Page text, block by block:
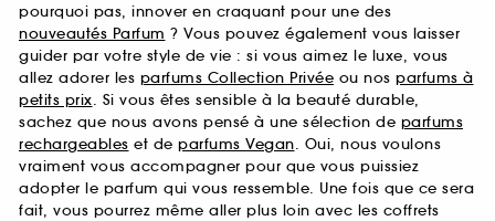
pourquoi pas, innover en craquant pour une des
nouveautés Parfum ? Vous pouvez également vous laisser
guider par votre style de vie : si vous aimez le luxe, vous
allez adorer les parfums Collection Privée ou nos parfums à
petits prix. Si vous êtes sensible à la beauté durable,
sachez que nous avons pensé à une sélection de parfums
rechargeables et de parfums Vegan. Oui, nous voulons
vraiment vous accompagner pour que vous puissiez
adopter le parfum qui vous ressemble. Une fois que ce sera
fait, vous pourrez même aller plus loin avec les coffrets